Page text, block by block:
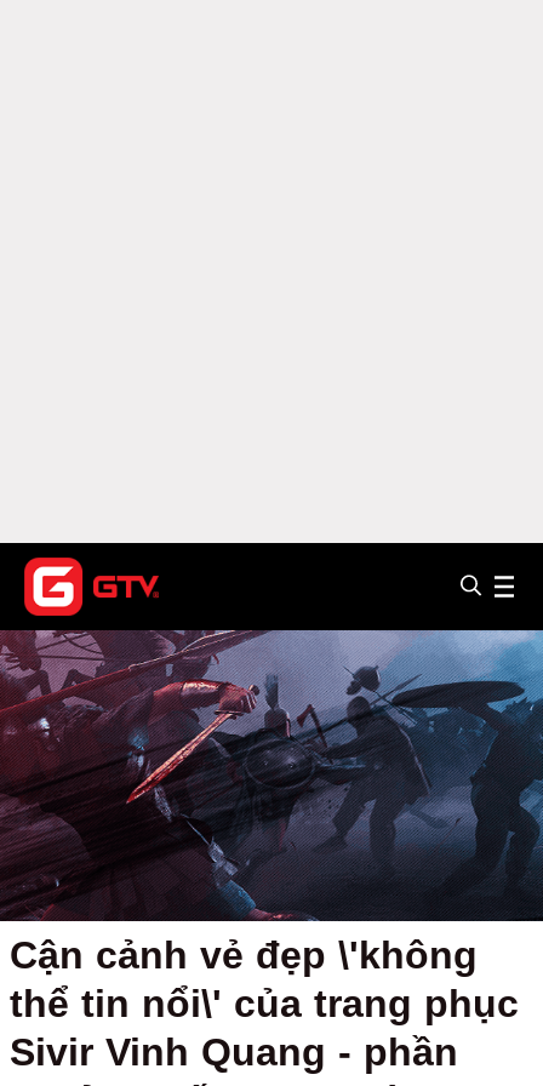
Cận cảnh vẻ đẹp \'không
thể tin nổi\' của trang phục
Sivir Vinh Quang - phần